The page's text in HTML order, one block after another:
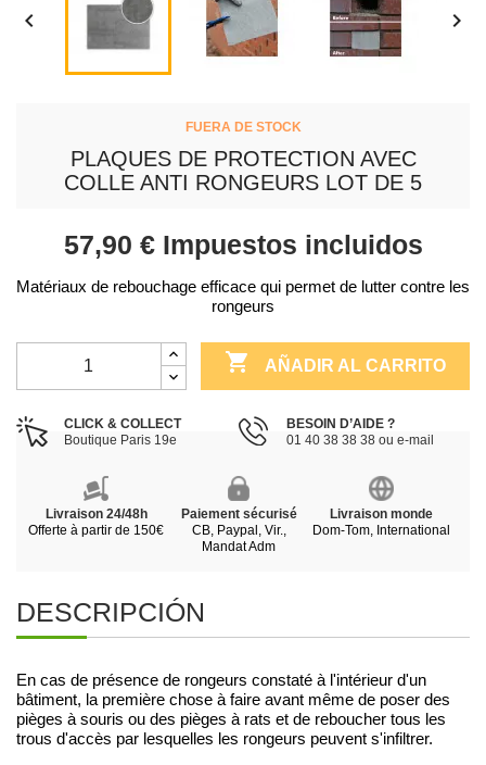
 
FUERA DE STOCK
PLAQUES DE PROTECTION AVEC
COLLE ANTI RONGEURS LOT DE 5
57,90 € Impuestos incluidos
Matériaux de rebouchage efficace qui permet de lutter contre les
rongeurs
 AÑADIR AL CARRITO
CLICK & COLLECT
Boutique Paris 19e
BESOIN D’AIDE ?
01 40 38 38 38 ou e-mail
Livraison 24/48h
Offerte à partir de 150€
Paiement sécurisé
CB, Paypal, Vir.,
Mandat Adm
Livraison monde
Dom-Tom, International
DESCRIPCIÓN
En cas de présence de rongeurs constaté à l'intérieur d'un
bâtiment, la première chose à faire avant même de poser des
pièges à souris ou des pièges à rats et de reboucher tous les
trous d'accès par lesquelles les rongeurs peuvent s'infiltrer.